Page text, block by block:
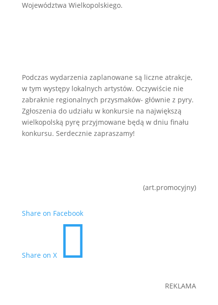
Województwa Wielkopolskiego.
Podczas wydarzenia zaplanowane są liczne atrakcje,
w tym występy lokalnych artystów. Oczywiście nie
zabraknie regionalnych przysmaków- głównie z pyry.
Zgłoszenia do udziału w konkursie na największą
wielkopolską pyrę przyjmowane będą w dniu finału
konkursu. Serdecznie zapraszamy!
(art.promocyjny)
Share on Facebook
Share on X 
REKLAMA